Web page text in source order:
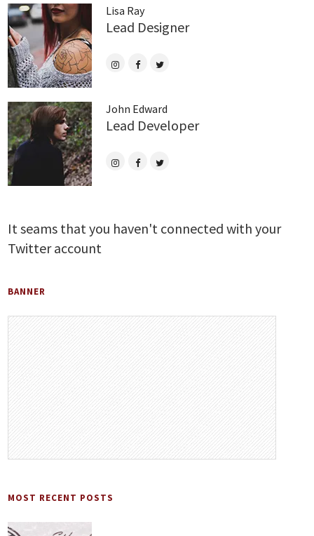
Lisa Ray
Lead Designer
John Edward
Lead Developer
It seams that you haven't connected with your
Twitter account
BANNER
MOST RECENT POSTS